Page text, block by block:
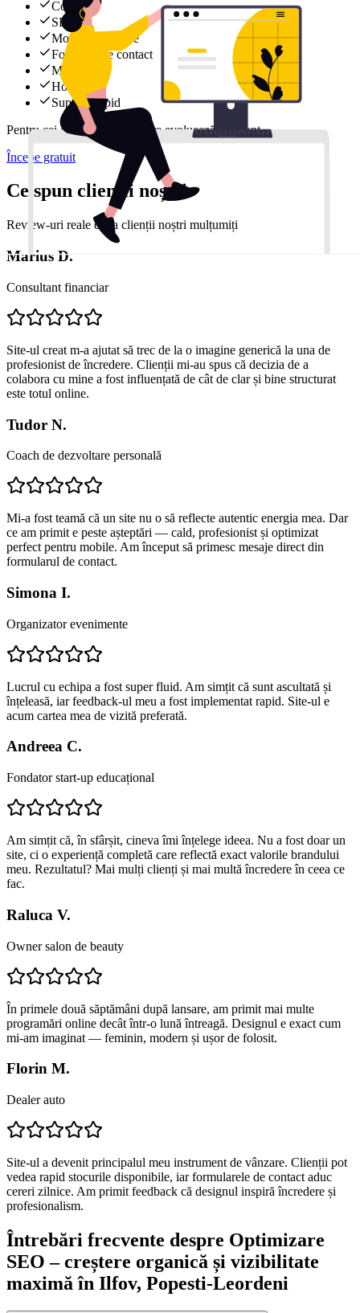
Conținut
SEO
Modificări lunare
Formular de contact
Mail
Hosting
Support rapid
Pentru cei care vor un site care evoluează constant.
Începe gratuit
Ce spun clienții noștri
Review-uri reale de la clienții noștri mulțumiți
Marius D.
Consultant financiar
Site-ul creat m-a ajutat să trec de la o imagine generică la una de
profesionist de încredere. Clienții mi-au spus că decizia de a
colabora cu mine a fost influențată de cât de clar și bine structurat
este totul online.
Tudor N.
Coach de dezvoltare personală
Mi-a fost teamă că un site nu o să reflecte autentic energia mea. Dar
ce am primit e peste așteptări — cald, profesionist și optimizat
perfect pentru mobile. Am început să primesc mesaje direct din
formularul de contact.
Simona I.
Organizator evenimente
Lucrul cu echipa a fost super fluid. Am simțit că sunt ascultată și
înțeleasă, iar feedback-ul meu a fost implementat rapid. Site-ul e
acum cartea mea de vizită preferată.
Andreea C.
Fondator start-up educațional
Am simțit că, în sfârșit, cineva îmi înțelege ideea. Nu a fost doar un
site, ci o experiență completă care reflectă exact valorile brandului
meu. Rezultatul? Mai mulți clienți și mai multă încredere în ceea ce
fac.
Raluca V.
Owner salon de beauty
În primele două săptămâni după lansare, am primit mai multe
programări online decât într-o lună întreagă. Designul e exact cum
mi-am imaginat — feminin, modern și ușor de folosit.
Florin M.
Dealer auto
Site-ul a devenit principalul meu instrument de vânzare. Clienții pot
vedea rapid stocurile disponibile, iar formularele de contact aduc
cereri zilnice. Am primit feedback că designul inspiră încredere și
profesionalism.
Întrebări frecvente despre Optimizare
SEO – creștere organică și vizibilitate
maximă în Ilfov, Popesti-Leordeni